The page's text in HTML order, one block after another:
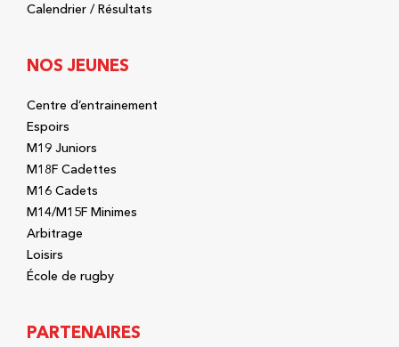
Calendrier / Résultats
NOS JEUNES
Centre d’entrainement
Espoirs
M19 Juniors
M18F Cadettes
M16 Cadets
M14/M15F Minimes
Arbitrage
Loisirs
École de rugby
PARTENAIRES